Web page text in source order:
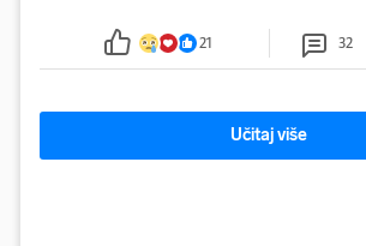
tamošnji liječnici ne vjeruju u oporavak: 'Imamo
21 32
Učitaj više